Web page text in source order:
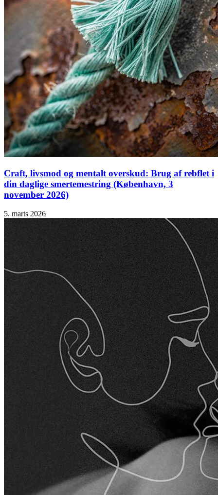
Craft, livsmod og mentalt overskud: Brug af rebflet i
din daglige smertemestring (København, 3
november 2026)
5. marts 2026